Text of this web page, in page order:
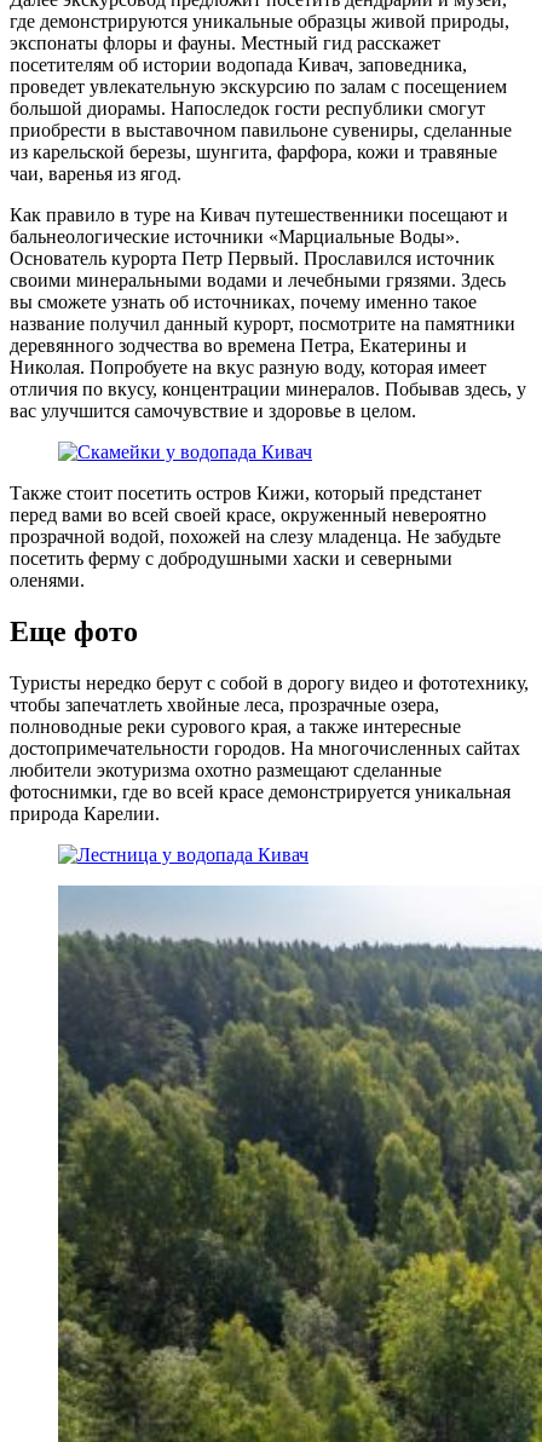
где демонстрируются уникальные образцы живой природы,
экспонаты флоры и фауны. Местный гид расскажет
посетителям об истории водопада Кивач, заповедника,
проведет увлекательную экскурсию по залам с посещением
большой диорамы. Напоследок гости республики смогут
приобрести в выставочном павильоне сувениры, сделанные
из карельской березы, шунгита, фарфора, кожи и травяные
чаи, варенья из ягод.
Как правило в туре на Кивач путешественники посещают и
бальнеологические источники «Марциальные Воды».
Основатель курорта Петр Первый. Прославился источник
своими минеральными водами и лечебными грязями. Здесь
вы сможете узнать об источниках, почему именно такое
название получил данный курорт, посмотрите на памятники
деревянного зодчества во времена Петра, Екатерины и
Николая. Попробуете на вкус разную воду, которая имеет
отличия по вкусу, концентрации минералов. Побывав здесь, у
вас улучшится самочувствие и здоровье в целом.
Также стоит посетить остров Кижи, который предстанет
перед вами во всей своей красе, окруженный невероятно
прозрачной водой, похожей на слезу младенца. Не забудьте
посетить ферму с добродушными хаски и северными
оленями.
Еще фото
Туристы нередко берут с собой в дорогу видео и фототехнику,
чтобы запечатлеть хвойные леса, прозрачные озера,
полноводные реки сурового края, а также интересные
достопримечательности городов. На многочисленных сайтах
любители экотуризма охотно размещают сделанные
фотоснимки, где во всей красе демонстрируется уникальная
природа Карелии.